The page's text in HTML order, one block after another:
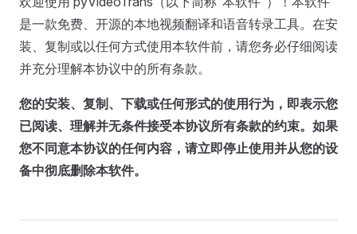
是一款免费、开源的本地视频翻译和语音转录工具。在安
装、复制或以任何方式使用本软件前，请您务必仔细阅读
并充分理解本协议中的所有条款。
您的安装、复制、下载或任何形式的使用行为，即表示您
已阅读、理解并无条件接受本协议所有条款的约束。如果
您不同意本协议的任何内容，请立即停止使用并从您的设
备中彻底删除本软件。